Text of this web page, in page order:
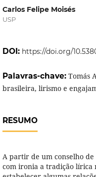
Carlos Felipe Moisés
USP
DOI: https://doi.org/
Palavras-chave: Tomás
brasileira, lirismo e
RESUMO
A partir de um conselho de
com ironia a tradição